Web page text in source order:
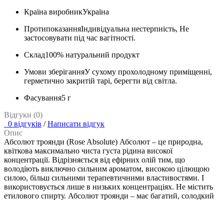
Країна виробникУкраїна
ПротипоказанняІндивідуальна нестерпність, Не
застосовувати під час вагітності.
Склад100% натуральний продукт
Умови зберіганняУ сухому прохолодному приміщенні,
герметично закритій тарі, берегти від світла.
Фасування5 г
Відгуки (0)
0 відгуків / Написати відгук
Опис
Абсолют троянди (Rose Absolute) Абсолют – це природна,
квіткова максимально чиста густа рідина високої
концентрації. Відрізняється від ефірних олій тим, що
володіють виключно сильним ароматом, високою цілющою
силою, більш сильними терапевтичними властивостями. І
використовується лише в низьких концентраціях. Не містить
етилового спирту. Абсолют троянди – має багатий, солодкий